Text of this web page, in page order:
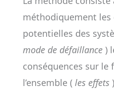
méthodiquement les
potentielles des
mode de défaillance)
conséquences sur
l’ensemble ( les effets